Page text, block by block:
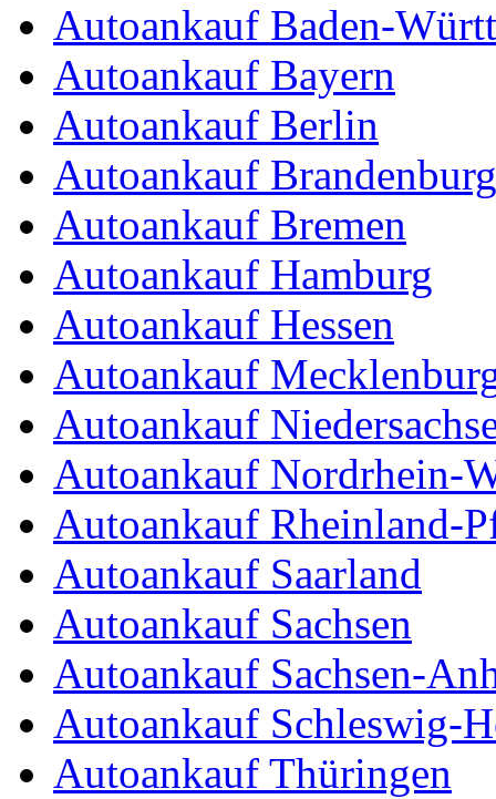
Autoankauf Baden-
Autoankauf Bayern
Autoankauf Berlin
Autoankauf Brandenburg
Autoankauf Bremen
Autoankauf Hamburg
Autoankauf Hessen
Autoankauf
Autoankauf
Autoankauf Nordrhein-
Autoankauf Rheinland-
Autoankauf Saarland
Autoankauf Sachsen
Autoankauf Sachsen-
Autoankauf Schleswig-
Autoankauf Thüringen